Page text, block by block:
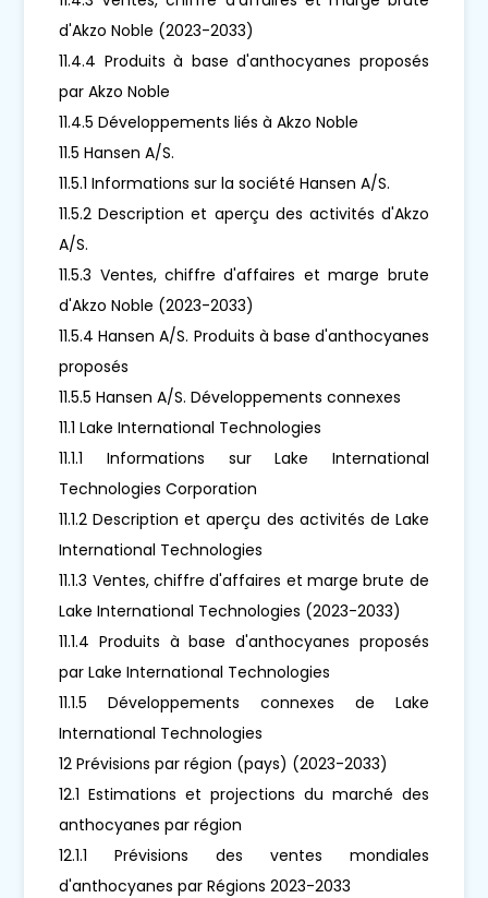
d'Akzo Noble (2023-2033)
11.4.4 Produits à base d'anthocyanes proposés
par Akzo Noble
11.4.5 Développements liés à Akzo Noble
11.5 Hansen A/S.
11.5.1 Informations sur la société Hansen A/S.
11.5.2 Description et aperçu des activités d'Akzo
A/S.
11.5.3 Ventes, chiffre d'affaires et marge brute
d'Akzo Noble (2023-2033)
11.5.4 Hansen A/S. Produits à base d'anthocyanes
proposés
11.5.5 Hansen A/S. Développements connexes
11.1 Lake International Technologies
11.1.1 Informations sur Lake International
Technologies Corporation
11.1.2 Description et aperçu des activités de Lake
International Technologies
11.1.3 Ventes, chiffre d'affaires et marge brute de
Lake International Technologies (2023-2033)
11.1.4 Produits à base d'anthocyanes proposés
par Lake International Technologies
11.1.5 Développements connexes de Lake
International Technologies
12 Prévisions par région (pays) (2023-2033)
12.1 Estimations et projections du marché des
anthocyanes par région
12.1.1 Prévisions des ventes mondiales
d'anthocyanes par Régions 2023-2033